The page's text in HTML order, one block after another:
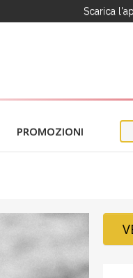
Scarica
PROMOZIONI